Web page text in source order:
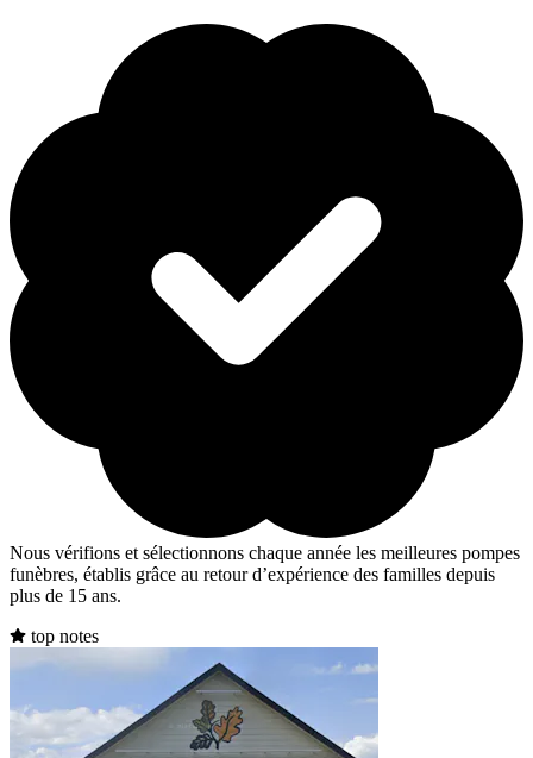
Nous vérifions et sélectionnons chaque année les meilleures pompes
funèbres, établis grâce au retour d’expérience des familles depuis
plus de 15 ans.
top notes